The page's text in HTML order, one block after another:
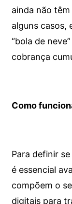
ainda não
alguns casos,
“bola de
cobrança
Como
Para definir
é essencial
compõem o
digitais para